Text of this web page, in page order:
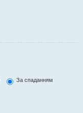
За спаданням